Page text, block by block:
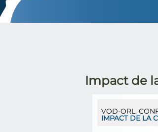
Impact de
VOD-ORL ,
IMPACT DE LA